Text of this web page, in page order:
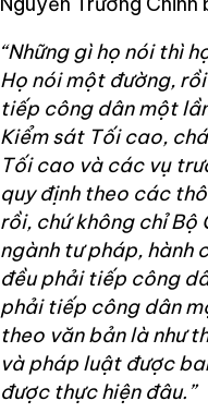
“Những gì họ nói thì
Họ nói một đường,
tiếp công dân một
Kiểm sát Tối cao,
Tối cao và các vụ
quy định theo các
rồi, chứ không chỉ
ngành tư pháp, hành
đều phải tiếp công
phải tiếp công dân
theo văn bản là như
và pháp luật được
được thực hiện đâu.”